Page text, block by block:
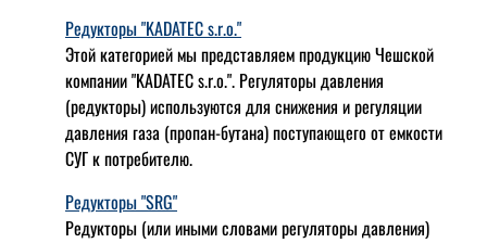
Редукторы "KADATEC s.r.o."
Этой категорией мы представляем продукцию Чешской
компании "KADATEC s.r.o.". Регуляторы давления
(редукторы) используются для снижения и регуляции
давления газа (пропан-бутана) поступающего от емкости
СУГ к потребителю.
Редукторы "SRG"
Редукторы (или иными словами регуляторы давления)